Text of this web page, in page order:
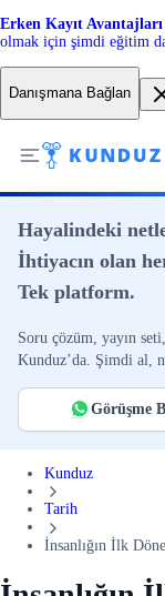
Erken Kayıt
olmak için şimdi eğitim
Danışmana Bağlan
Hayalindeki
İhtiyacın olan
Tek platform.
Soru çözüm, yayın
Kunduz’da. Şimdi al,
Görüşme
Kunduz
Tarih
İnsanlığın İlk